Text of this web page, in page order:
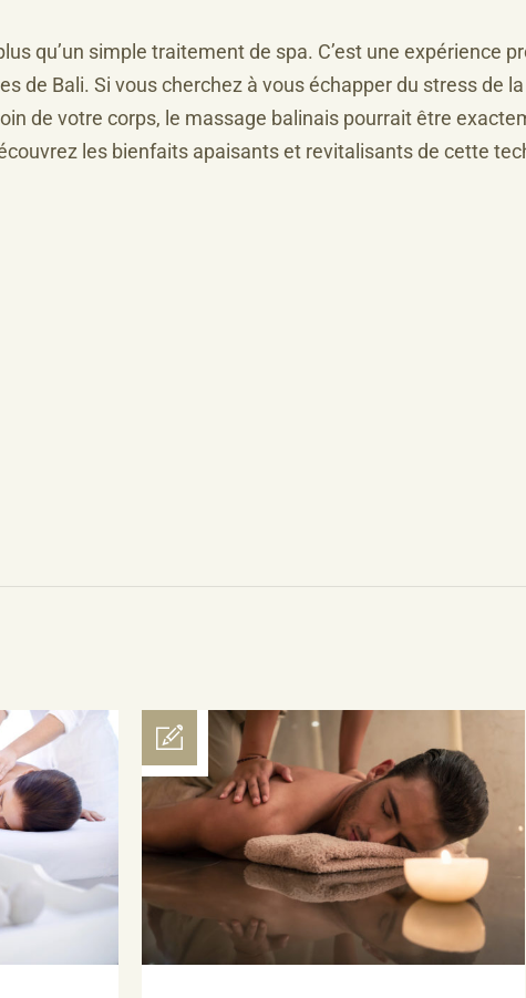
qu’un simple traitement de spa. C’est une expérience
de Bali. Si vous cherchez à vous échapper du stress de
de votre corps, le massage balinais pourrait être
les bienfaits apaisants et revitalisants de cette